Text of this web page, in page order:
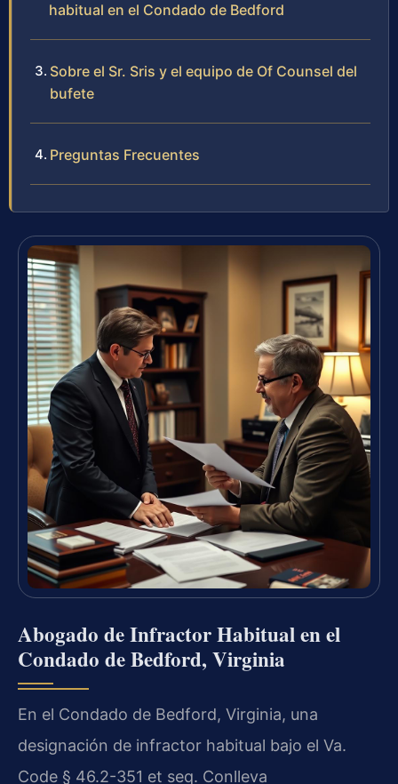
habitual en el Condado de Bedford
Sobre el Sr. Sris y el equipo de Of Counsel del
bufete
Preguntas Frecuentes
Abogado de Infractor Habitual en el
Condado de Bedford, Virginia
En el Condado de Bedford, Virginia, una
designación de infractor habitual bajo el Va.
Code § 46.2-351 et seq. Conlleva